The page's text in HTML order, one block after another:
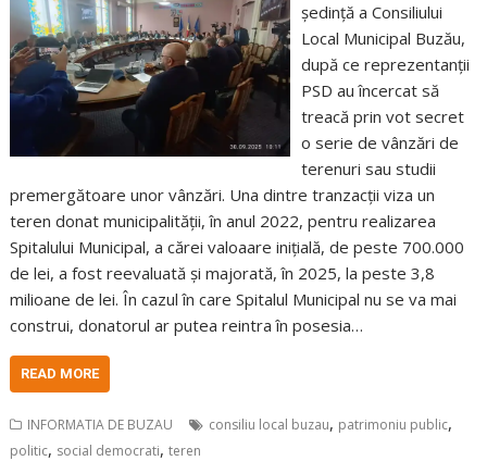
ședință a Consiliului
Local Municipal Buzău,
după ce reprezentanții
PSD au încercat să
treacă prin vot secret
o serie de vânzări de
terenuri sau studii
premergătoare unor vânzări. Una dintre tranzacții viza un
teren donat municipalității, în anul 2022, pentru realizarea
Spitalului Municipal, a cărei valoaare inițială, de peste 700.000
de lei, a fost reevaluată și majorată, în 2025, la peste 3,8
milioane de lei. În cazul în care Spitalul Municipal nu se va mai
construi, donatorul ar putea reintra în posesia…
READ MORE
INFORMATIA DE BUZAU consiliu local buzau, patrimoniu public,
politic, social democrati,teren